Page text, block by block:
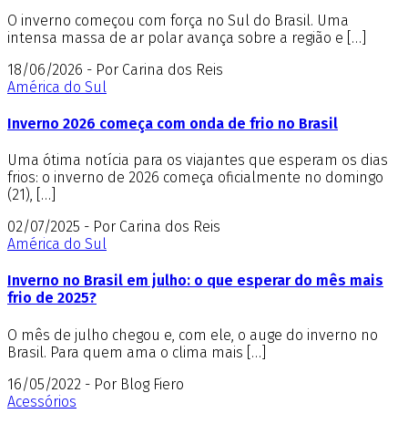
O inverno começou com força no Sul do Brasil. Uma
intensa massa de ar polar avança sobre a região e […]
18/06/2026 - Por Carina dos Reis
América do Sul
Inverno 2026 começa com onda de frio no Brasil
Uma ótima notícia para os viajantes que esperam os dias
frios: o inverno de 2026 começa oficialmente no domingo
(21), […]
02/07/2025 - Por Carina dos Reis
América do Sul
Inverno no Brasil em julho: o que esperar do mês mais
frio de 2025?
O mês de julho chegou e, com ele, o auge do inverno no
Brasil. Para quem ama o clima mais […]
16/05/2022 - Por Blog Fiero
Acessórios